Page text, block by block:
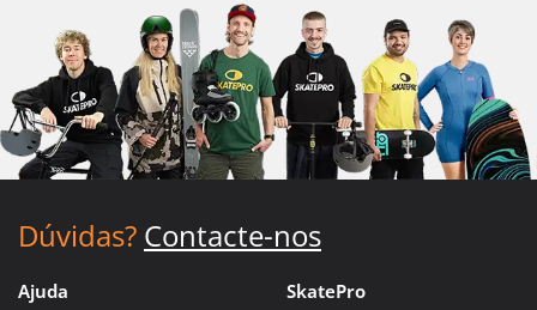
Dúvidas? Contacte-nos
Ajuda SkatePro